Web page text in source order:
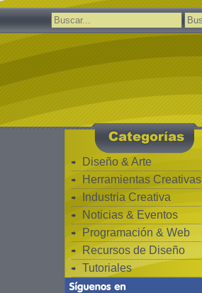
Buscar:
Diseño & Arte
Herramientas Creativas
Industria Creativa
Noticias & Eventos
Programación & Web
Recursos de Diseño
Tutoriales